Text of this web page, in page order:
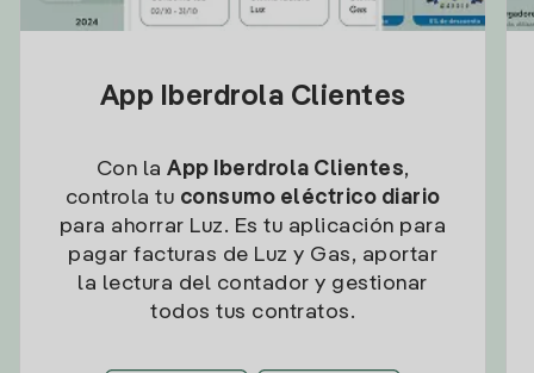
App Iberdrola Clientes
Con la App Iberdrola Clientes,
controla tu consumo eléctrico diario
para ahorrar Luz. Es tu aplicación para
pagar facturas de Luz y Gas, aportar
la lectura del contador y gestionar
todos tus contratos.